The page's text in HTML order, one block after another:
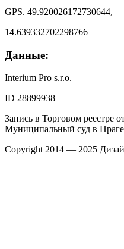
GPS. 49.920026172730644,
14.639332702298766
Данные:
Interium Pro s.r.o.
ID 28899938
Запись в Торговом реестре
Муниципальный суд в Праге
Copyright 2014 — 2025